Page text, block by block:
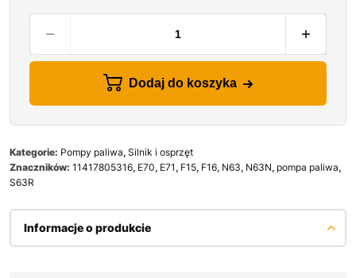
Dodaj do koszyka
Kategorie: Pompy paliwa, Silnik i osprzęt
Znaczników: 11417805316, E70, E71 , F15, F16, N63, N63N, pompa paliwa,
S63R
Informacje o produkcie